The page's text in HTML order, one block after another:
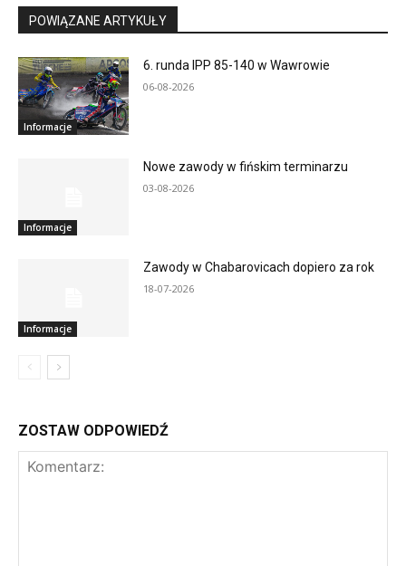
POWIĄZANE ARTYKUŁY
Informacje
6. runda IPP 85-140 w Wawrowie
06-08-2026
Informacje
Nowe zawody w fińskim terminarzu
03-08-2026
Informacje
Zawody w Chabarovicach dopiero za rok
18-07-2026
ZOSTAW ODPOWIEDŹ